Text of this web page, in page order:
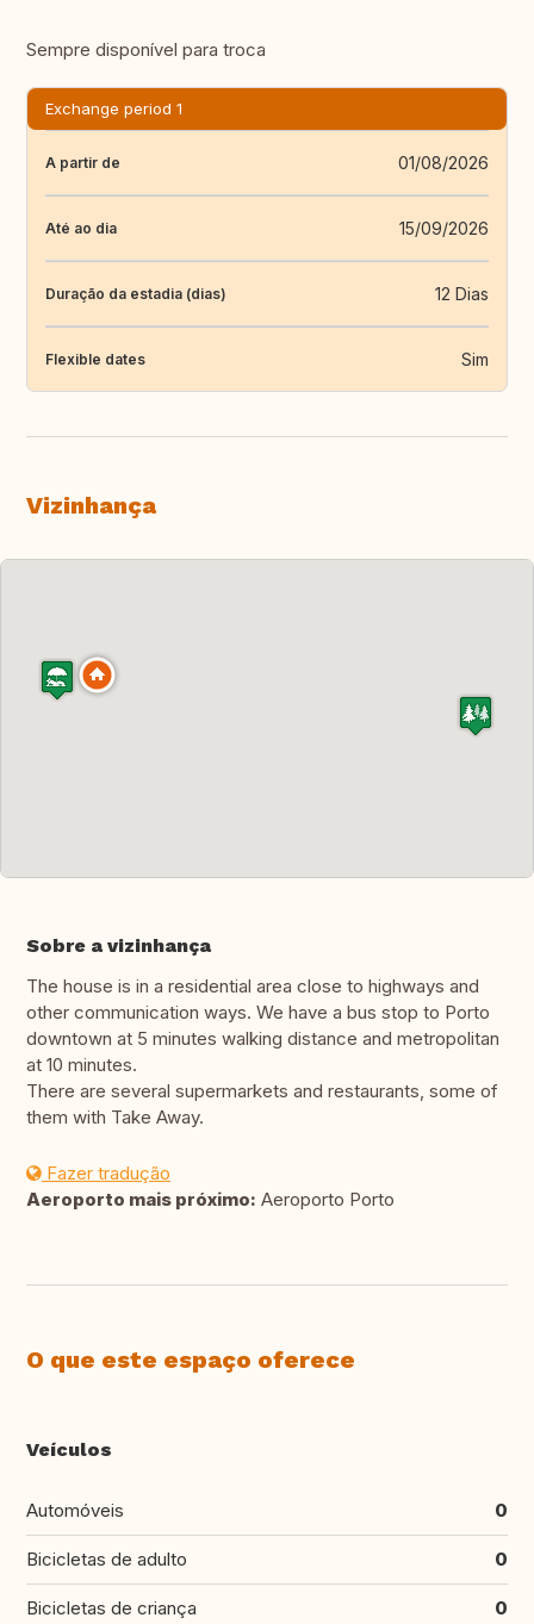
Sempre disponível para troca
Exchange period 1
A partir de 01/08/2026
Até ao dia 15/09/2026
Duração da estadia (dias) 12 Dias
Flexible dates Sim
Vizinhança
Sobre a vizinhança
The house is in a residential area close to highways and
other communication ways. We have a bus stop to Porto
downtown at 5 minutes walking distance and metropolitan
at 10 minutes.
There are several supermarkets and restaurants, some of
them with Take Away.
Fazer tradução
Aeroporto mais próximo: Aeroporto Porto
O que este espaço oferece
Veículos
Automóveis 0
Bicicletas de adulto 0
Bicicletas de criança 0